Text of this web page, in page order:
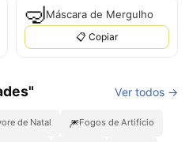
🤿Máscara de Mergulho
📋 Copiar
Ver todos →
de Natal 🎆Fogos de Artifício